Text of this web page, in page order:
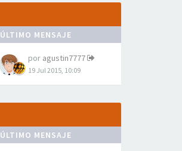
ÚLTIMO MENSAJE
por agustin7777
19 Jul 2015, 10:09
ÚLTIMO MENSAJE